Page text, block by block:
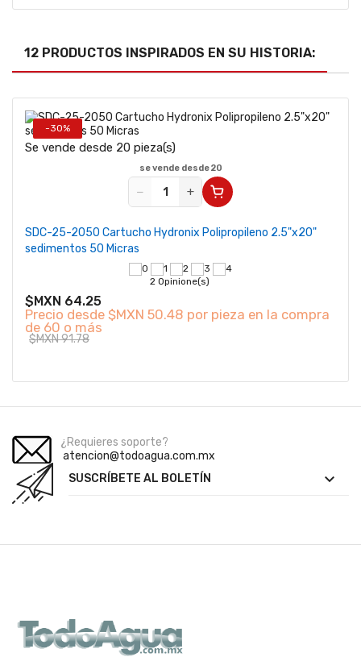
12 PRODUCTOS INSPIRADOS EN SU HISTORIA:
-30%
Se vende desde 20 pieza(s)
se vende desde 20
− +
SDC-25-2050 Cartucho Hydronix Polipropileno 2.5"x20"
sedimentos 50 Micras
2 Opinione(s)
$MXN 64.25
Precio desde $MXN 50.48 por pieza en la compra
de 60 o más
$MXN 91.78
¿Requieres soporte?
atencion@todoagua.com.mx
SUSCRÍBETE AL BOLETÍN
